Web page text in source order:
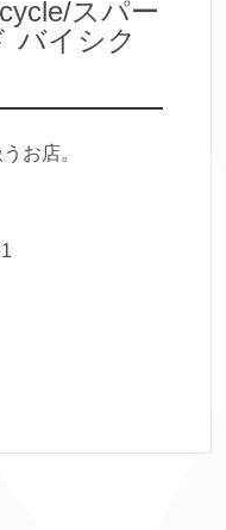
スパー
バイシク
お店。